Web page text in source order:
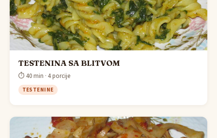
TESTENINA SA BLITVOM
⏱ 40 min · 4 porcije
TESTENINE